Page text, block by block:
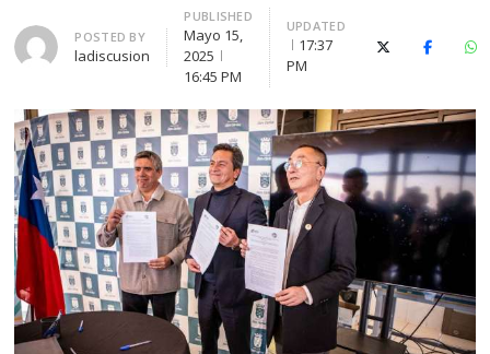
Author
POSTED BY
ladiscusion
PUBLISHED
Mayo 15,
2025
16:45 PM
UPDATED
17:37
PM
X (Twitter)Facebook